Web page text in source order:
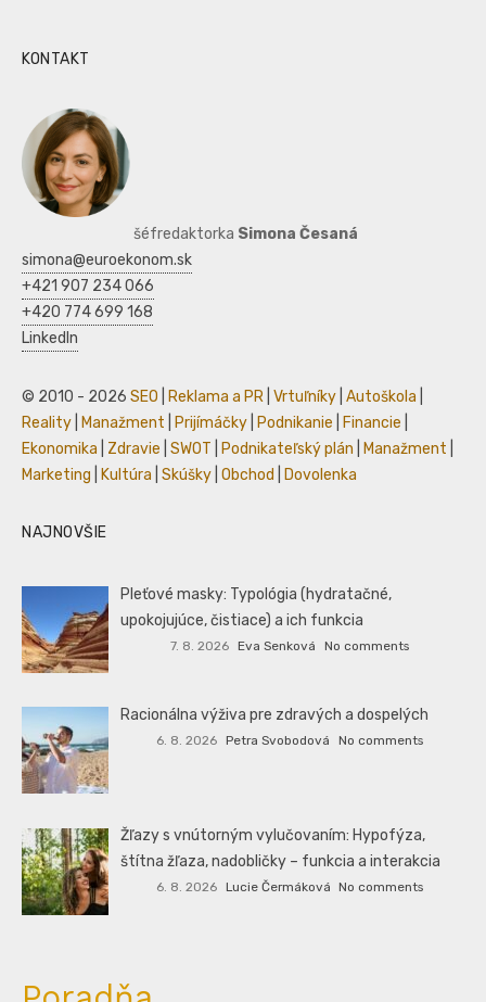
KONTAKT
šéfredaktorka Simona Česaná
simona@euroekonom.sk
+421 907 234 066
+420 774 699 168
LinkedIn
© 2010 - 2026 SEO Reklama a PR Vrtuľníky Autoškola
Reality
Manažment Prijímáčky Podnikanie Financie
Ekonomika
Zdravie SWOT Podnikateľský plán Manažment
Marketing
Kultúra Skúšky Obchod Dovolenka
NAJNOVŠIE
Pleťové masky: Typológia (hydratačné,
upokojujúce, čistiace) a ich funkcia
7. 8. 2026 Eva Senková No comments
Racionálna výživa pre zdravých a dospelých
6. 8. 2026 Petra Svobodová No comments
Žľazy s vnútorným vylučovaním: Hypofýza,
štítna žľaza, nadobličky – funkcia a interakcia
6. 8. 2026 Lucie Čermáková No comments